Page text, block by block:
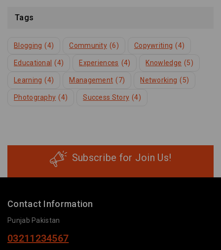
Tags
Blogging (4) Community (6) Copywriting (4)
Educational (4) Experiences (4) Knowledge (5)
Learning (4) Management (7) Networking (5)
Photography (4) Success Story (4)
Subscribe for Join Us!
Contact Information
Punjab Pakistan
03211234567